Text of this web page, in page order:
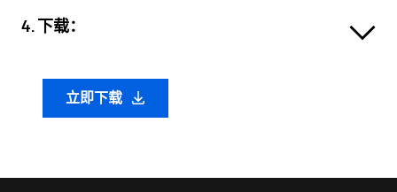
4. 下载：
立即下载